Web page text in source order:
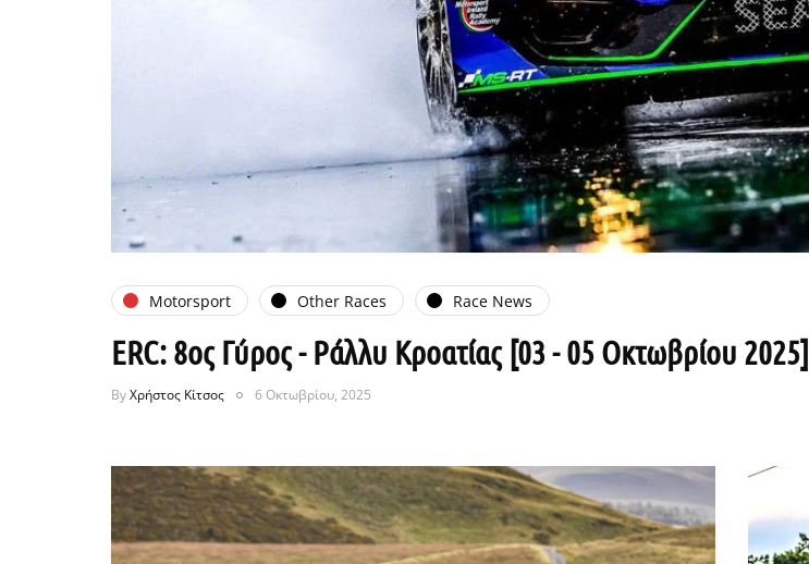
Motorsport Other Races Race News
ERC: 8ος Γύρος - Ράλλυ Κροατίας [03 - 05 Οκτωβρίου 2025]
ByΧρήστος Κίτσος 6 Οκτωβρίου, 2025